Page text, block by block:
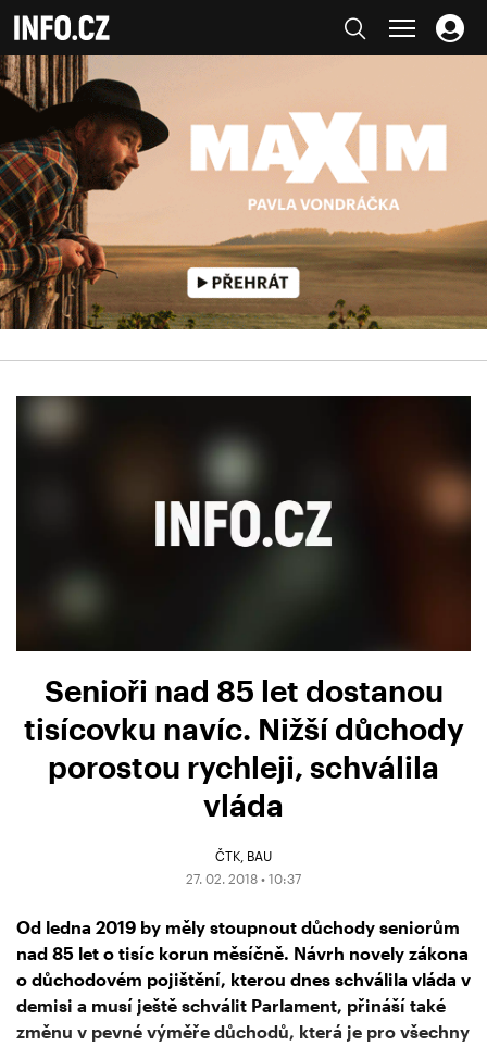
Senioři nad 85 let dostanou
tisícovku navíc. Nižší důchody
porostou rychleji, schválila
vláda
ČTK BAU
27. 02. 2018 • 10:37
Od ledna 2019 by měly stoupnout důchody seniorům
nad 85 let o tisíc korun měsíčně. Návrh novely zákona
o důchodovém pojištění, kterou dnes schválila vláda v
demisi a musí ještě schválit Parlament, přináší také
změnu v pevné výměře důchodů, která je pro všechny